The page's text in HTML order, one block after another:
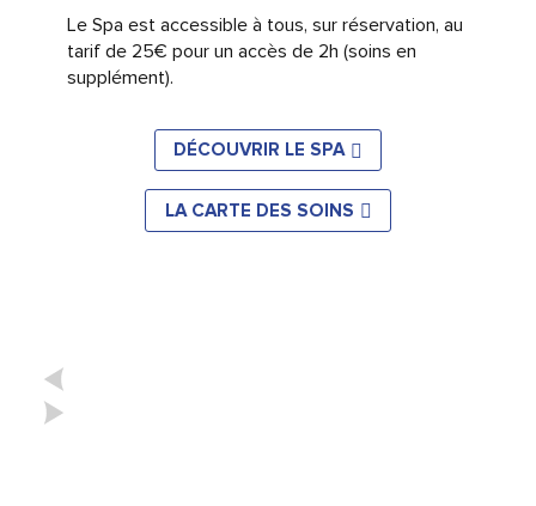
Le Spa est accessible à tous, sur réservation, au
tarif de 25€ pour un accès de 2h (soins en
supplément).
DÉCOUVRIR LE SPA
LA CARTE DES SOINS